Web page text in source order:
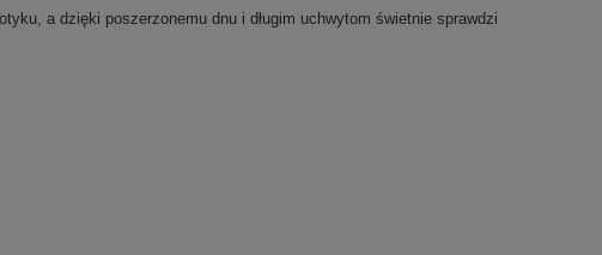
a dzięki poszerzonemu dnu i długim uchwytom świetnie sprawdzi